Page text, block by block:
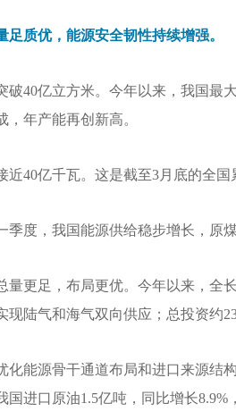
足质优，能源安全韧性持续增强。
破40亿立方米。今年以来，我国最
，年产能再创新高。
近40亿千瓦。这是截至3月底的全国
季度，我国能源供给稳步增长，原
量更足，布局更优。今年以来，全
现陆气和海气双向供应；总投资约
化能源骨干通道布局和进口来源结
国进口原油1.5亿吨，同比增长